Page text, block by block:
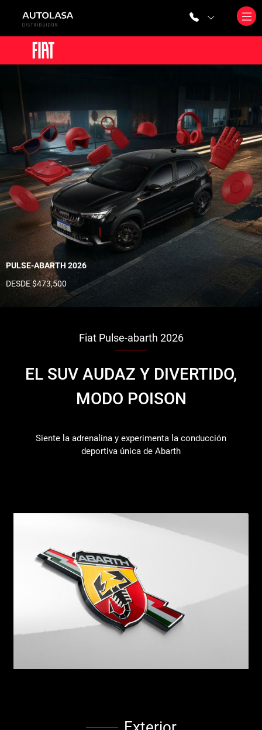
PULSE-ABARTH 2026
DESDE $473,500
Fiat Pulse-abarth 2026
EL SUV AUDAZ Y DIVERTIDO,
MODO POISON
Siente la adrenalina y experimenta la conducción
deportiva única de Abarth